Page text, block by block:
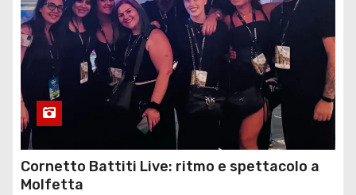
Cornetto Battiti Live: ritmo e spettacolo a
Molfetta